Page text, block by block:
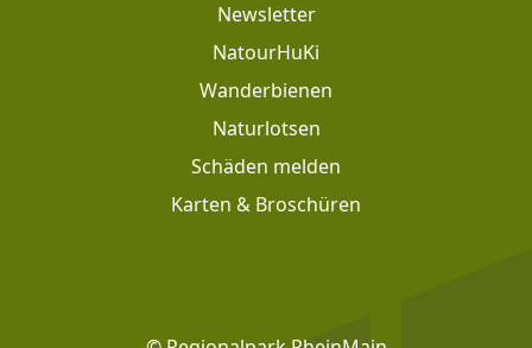
Footer: Meta Navigation
Newsletter
NatourHuKi
Wanderbienen
Naturlotsen
Schäden melden
Karten & Broschüren